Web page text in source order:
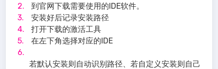
到官网下载需要使用的IDE软件。
安装好后记录安装路径
打开下载的激活工具
在左下角选择对应的IDE
若默认安装则自动识别路径、若自定义安装则自己